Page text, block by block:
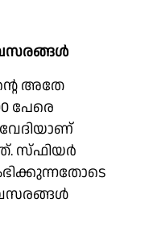
അതേ
പേരെ
സ്ഫിയര്‍